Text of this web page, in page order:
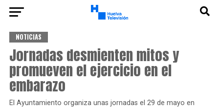
NOTICIAS
Jornadas desmienten mitos y
promueven el ejercicio en el
embarazo
El Ayuntamiento organiza unas jornadas el 29 de mayo en